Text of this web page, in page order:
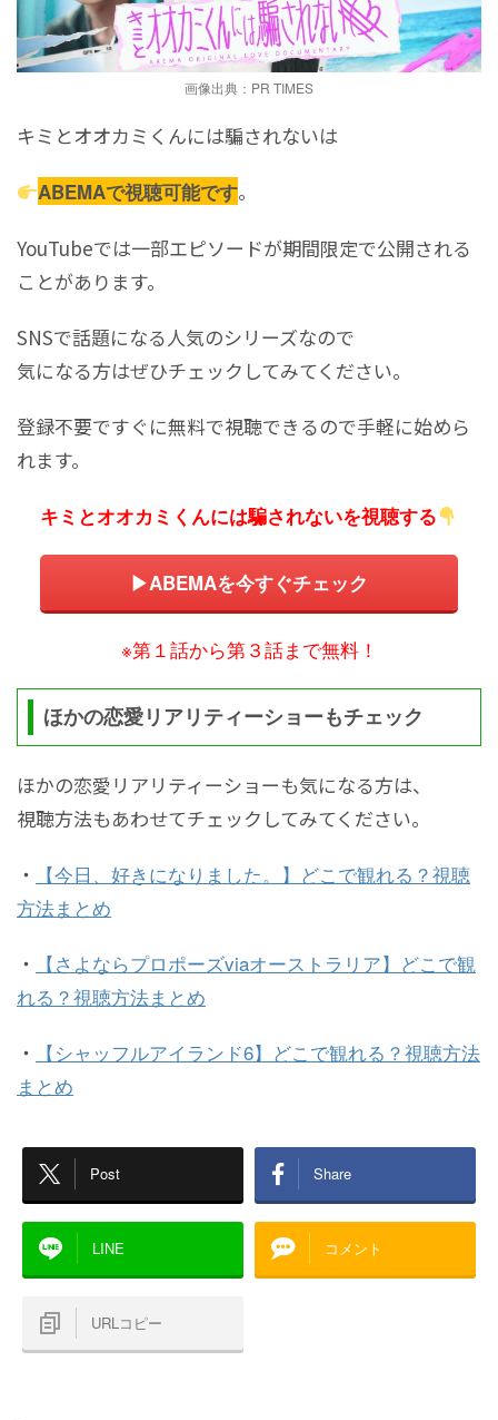
画像出典：PR TIMES
キミとオオカミくんには騙されないは
ABEMAで視聴可能です。
YouTubeでは一部エピソードが期間限定で公開される
ことがあります。
SNSで話題になる人気のシリーズなので
気になる方はぜひチェックしてみてください。
登録不要ですぐに無料で視聴できるので手軽に始めら
れます。
キミとオオカミくんには騙されないを視聴する
▶ABEMAを今すぐチェック
※第１話から第３話まで無料！
ほかの恋愛リアリティーショーもチェック
ほかの恋愛リアリティーショーも気になる方は、
視聴方法もあわせてチェックしてみてください。
・
【今日、好きになりました。】どこで観れる？視聴
方法まとめ
・
【さよならプロポーズviaオーストラリア】どこで観
れる？視聴方法まとめ
・
【シャッフルアイランド6】どこで観れる？視聴方法
まとめ
Post Share
LINE コメント
URLコピー